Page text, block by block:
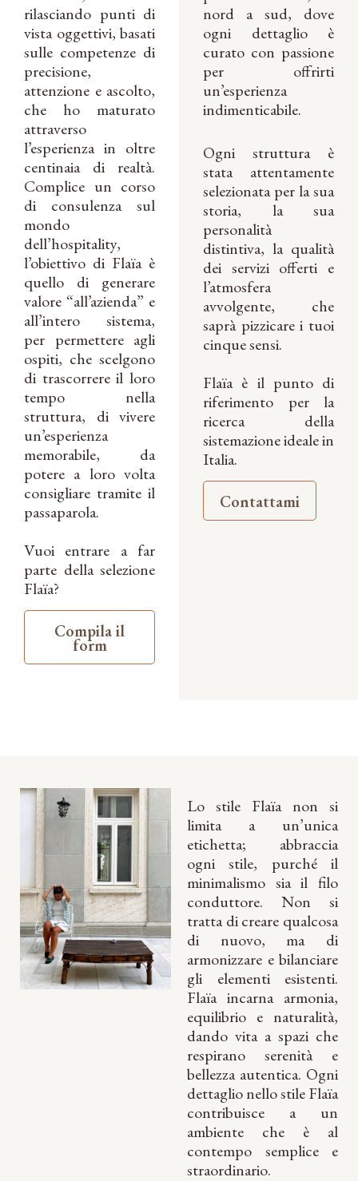
rilasciando punti di
vista oggettivi, basati
sulle competenze di
precisione,
attenzione e ascolto,
che ho maturato
attraverso
l’esperienza in oltre
centinaia di realtà.
Complice un corso
di consulenza sul
mondo
dell’hospitality,
l’obiettivo di Flaïa è
quello di generare
valore “all’azienda” e
all’intero sistema,
per permettere agli
ospiti, che scelgono
di trascorrere il loro
tempo nella
struttura, di vivere
un’esperienza
memorabile, da
potere a loro volta
consigliare tramite il
passaparola.
Vuoi entrare a far
parte della selezione
Flaïa?
Compila il
form
nord a sud, dove
ogni dettaglio è
curato con passione
per offrirti
un’esperienza
indimenticabile.
Ogni struttura è
stata attentamente
selezionata per la sua
storia, la sua
personalità
distintiva, la qualità
dei servizi offerti e
l’atmosfera
avvolgente, che
saprà pizzicare i tuoi
cinque sensi.
Flaïa è il punto di
riferimento per la
ricerca della
sistemazione ideale in
Italia.
Contattami
Lo stile Flaïa non si
limita a un’unica
etichetta; abbraccia
ogni stile, purché il
minimalismo sia il filo
conduttore. Non si
tratta di creare qualcosa
di nuovo, ma di
armonizzare e bilanciare
gli elementi esistenti.
Flaïa incarna armonia,
equilibrio e naturalità,
dando vita a spazi che
respirano serenità e
bellezza autentica. Ogni
dettaglio nello stile Flaïa
contribuisce a un
ambiente che è al
contempo semplice e
straordinario.